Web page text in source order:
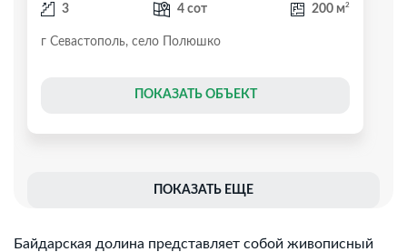
3 4 сот 200 м2
г Севастополь, село Полюшко
ПОКАЗАТЬ ОБЪЕКТ
ПОКАЗАТЬ ЕЩЕ
Байдарская долина представляет собой живописный